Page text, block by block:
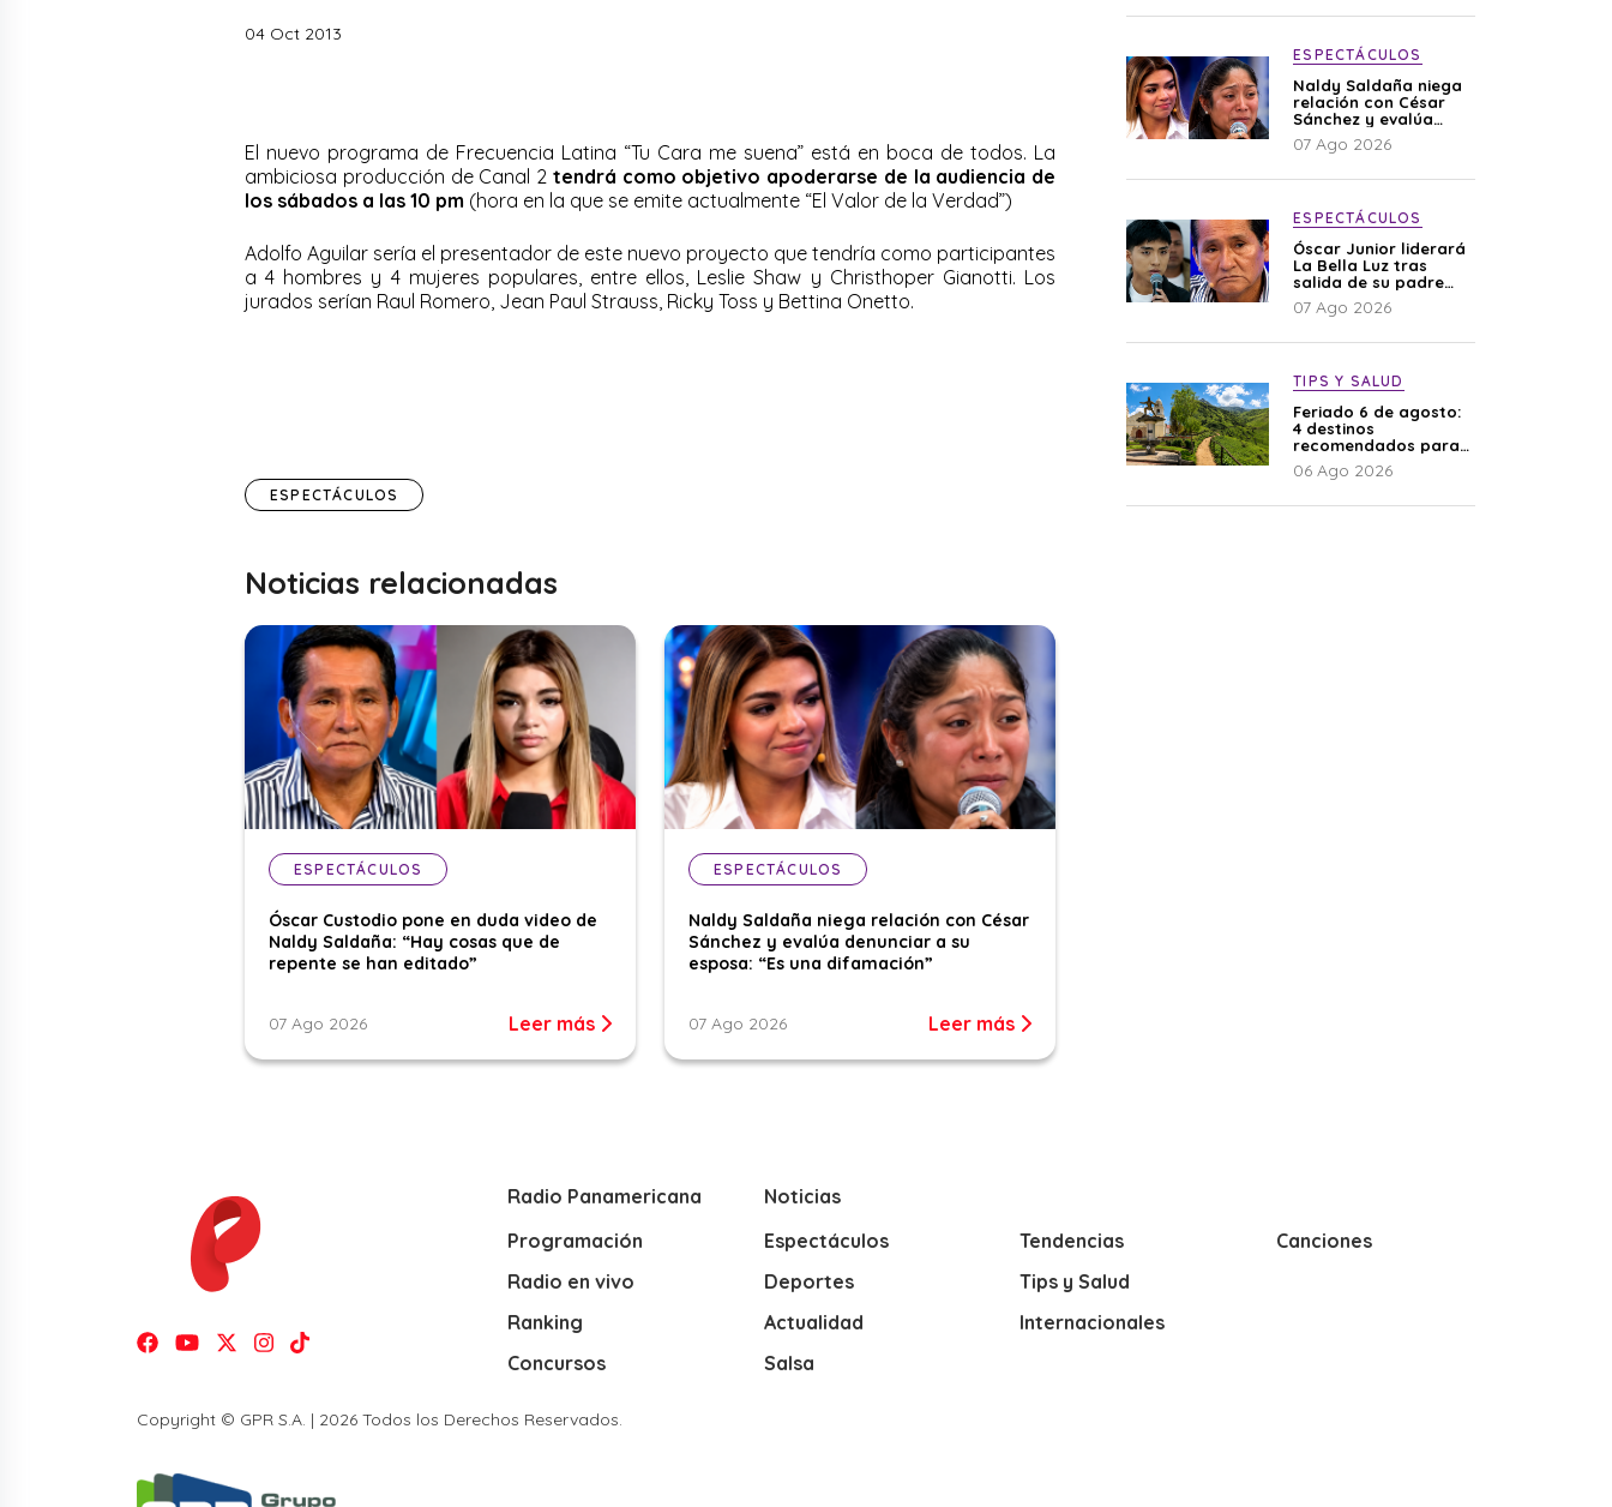
04 Oct 2013
El nuevo programa de Frecuencia Latina “Tu Cara me suena” está en boca de todos. La
ambiciosa producción de Canal 2 tendrá como objetivo apoderarse de la audiencia de
los sábados a las 10 pm (hora en la que se emite actualmente “El Valor de la Verdad”)
Adolfo Aguilar sería el presentador de este nuevo proyecto que tendría como participantes
a 4 hombres y 4 mujeres populares, entre ellos, Leslie Shaw y Christhoper Gianotti. Los
jurados serían Raul Romero, Jean Paul Strauss, Ricky Toss y Bettina Onetto.
ESPECTÁCULOS
Noticias relacionadas
ESPECTÁCULOS
Óscar Custodio pone en duda video de
Naldy Saldaña: “Hay cosas que de
repente se han editado”
07 Ago 2026 Leer más
ESPECTÁCULOS
Naldy Saldaña niega relación con César
Sánchez y evalúa denunciar a su
esposa: “Es una difamación”
07 Ago 2026 Leer más
ESPECTÁCULOS
Naldy Saldaña niega
relación con César
Sánchez y evalúa
denunciar a su
esposa: “Es una
07 Ago 2026
ESPECTÁCULOS
Óscar Junior liderará
La Bella Luz tras
salida de su padre
por polémica con
Naldy Saldaña
07 Ago 2026
TIPS Y SALUD
Feriado 6 de agosto:
4 destinos
recomendados para
disfrutar el descanso
06 Ago 2026
Radio Panamericana
Programación
Radio en vivo
Ranking
Concursos
Noticias
Espectáculos
Deportes
Actualidad
Salsa
Tendencias
Tips y Salud
Internacionales
Canciones
Copyright © GPR S.A. | 2026 Todos los Derechos Reservados.